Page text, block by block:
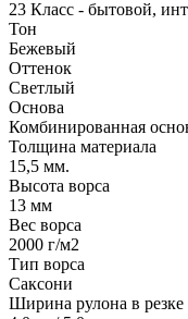
23 Класс - бытовой,
Тон
Бежевый
Оттенок
Светлый
Основа
Комбинированная
Толщина материала
15,5 мм.
Высота ворса
13 мм
Вес ворса
2000 г/м2
Тип ворса
Саксони
Ширина рулона в резке